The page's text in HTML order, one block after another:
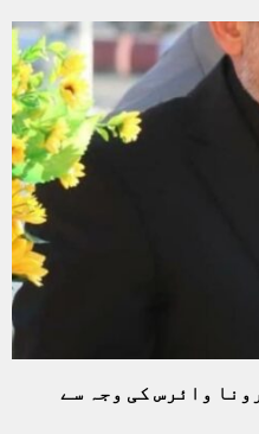
وائرس کی وجہ سے